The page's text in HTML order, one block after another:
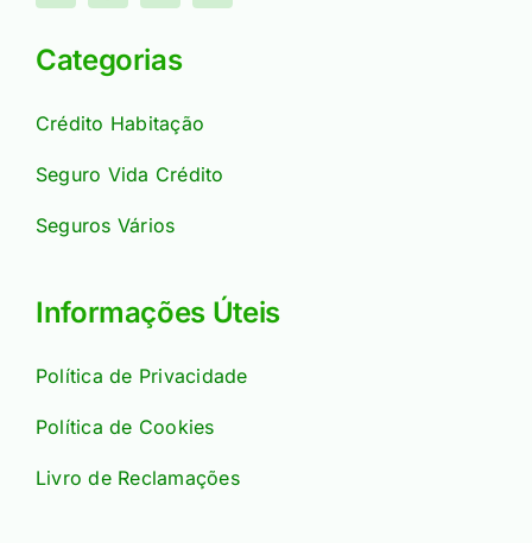
Categorias
Crédito Habitação
Seguro Vida Crédito
Seguros Vários
Informações Úteis
Política de Privacidade
Política de Cookies
Livro de Reclamações